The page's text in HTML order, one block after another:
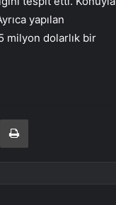
yapılan
milyon dolarlık bir
E-Posta ile paylaş Yazdır